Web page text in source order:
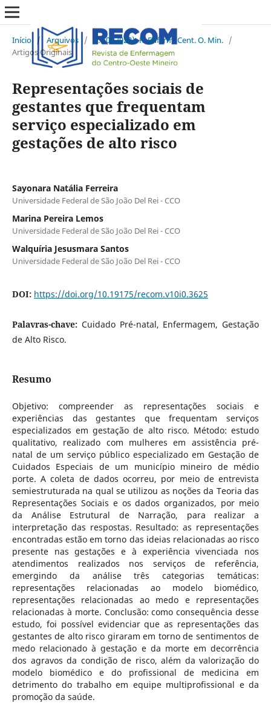
Início / Arquivos / v. 10 (2020): R. Enferm. Cent. O. Min. /
Artigos Originais
Representações sociais de
gestantes que frequentam
serviço especializado em
gestações de alto risco
Sayonara Natália Ferreira
Universidade Federal de São João Del Rei - CCO
Marina Pereira Lemos
Universidade Federal de São João Del Rei - CCO
Walquíria Jesusmara Santos
Universidade Federal de São João Del Rei - CCO
DOI: https://doi.org/10.19175/recom.v10i0.3625
Palavras-chave: Cuidado Pré-natal, Enfermagem, Gestação
de Alto Risco.
Resumo
Objetivo: compreender as representações sociais e
experiências das gestantes que frequentam serviços
especializados em gestação de alto risco. Método: estudo
qualitativo, realizado com mulheres em assistência pré-
natal de um serviço público especializado em Gestação de
Cuidados Especiais de um município mineiro de médio
porte. A coleta de dados ocorreu, por meio de entrevista
semiestruturada na qual se utilizou as noções da Teoria das
Representações Sociais e os dados organizados, por meio
da Análise Estrutural de Narração, para realizar a
interpretação das respostas. Resultado: as representações
encontradas estão em torno das ideias relacionadas ao risco
presente nas gestações e à experiência vivenciada nos
atendimentos realizados nos serviços de referência,
emergindo da análise três categorias temáticas:
representações relacionadas ao modelo biomédico,
representações relacionadas ao medo e representações
relacionadas à morte. Conclusão: como consequência desse
estudo, foi possível evidenciar que as representações das
gestantes de alto risco giraram em torno de sentimentos de
medo relacionado à gestação e da morte em decorrência
dos agravos da condição de risco, além da valorização do
modelo biomédico e do profissional de medicina em
detrimento do trabalho em equipe multiprofissional e da
promoção da saúde.